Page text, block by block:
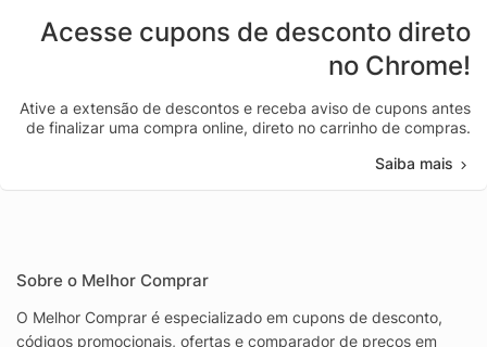
Acesse cupons de desconto direto
no Chrome!
Ative a extensão de descontos e receba aviso de cupons antes
de finalizar uma compra online, direto no carrinho de compras.
Saiba mais
Sobre o Melhor Comprar
O Melhor Comprar é especializado em cupons de desconto,
códigos promocionais, ofertas e comparador de preços em